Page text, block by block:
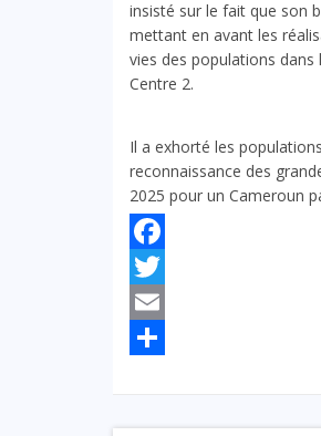
insisté sur le fait que son
mettant en avant les
vies des populations
Centre 2.
Il a exhorté les
reconnaissance des
2025 pour un Cameroun
Facebook
Twitter
Email